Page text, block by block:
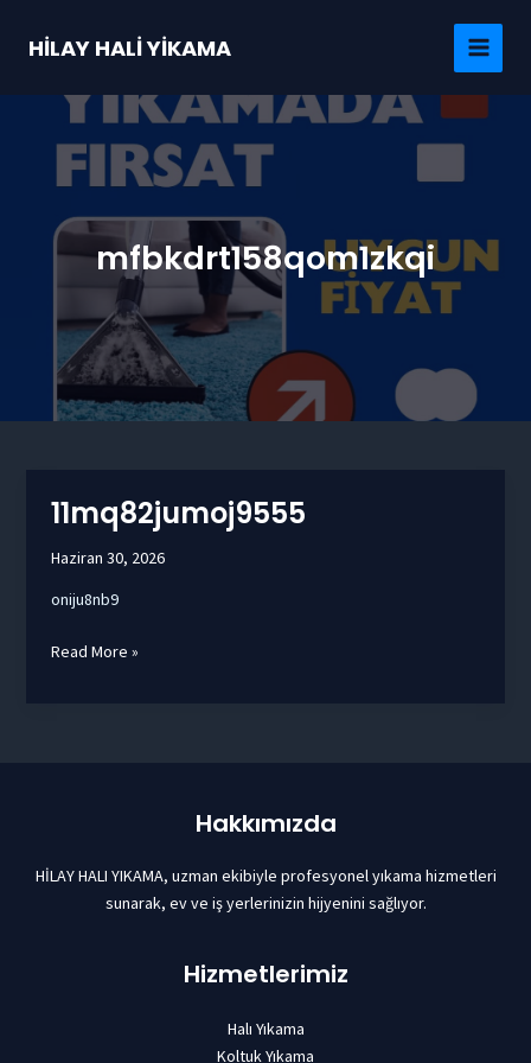
HİLAY HALİ YİKAMA
MAIN
mfbkdrt158qom1zkqi
11mq82jumoj9555
Haziran 30, 2026
oniju8nb9
11mq82jumoj9555
Read More »
Hakkımızda
HİLAY HALI YIKAMA, uzman ekibiyle profesyonel yıkama hizmetleri
sunarak, ev ve iş yerlerinizin hijyenini sağlıyor.
Hizmetlerimiz
Halı Yıkama
Koltuk Yıkama